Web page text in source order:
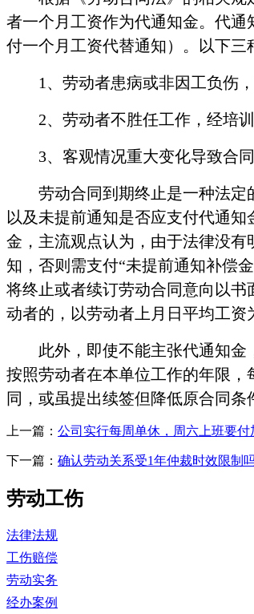
者一个月工资作为代通知金。 代通
付一个月工资代替通知）。以下三
1、劳动者患病或非因工负伤
2、 劳动者不胜任工作，经培
3、 客观情况重大变化导致合
劳动合同到期终止是一种法
以及未提前通知是否应支付代通
金， 主流观点认为，由于法律没有
知，否则需支付“未提前通知补偿
将终止或者续订劳动合同意向以
动者的，以劳动者上月日平均工资
此外，即使不能主张代通知
按照劳动者在本单位工作的年限，
同，或虽提出续签但降低原合同
上一篇： 公司实行每周单休，周六上班要付
下一篇： 确认劳动关系受1年仲裁时效限制
劳动工伤
法律法规
工伤赔偿
劳动实务
经办案例